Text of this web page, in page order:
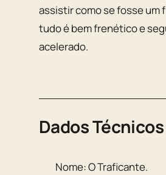
assistir como se fosse um
tudo é bem frenético e
acelerado.
Dados Técnicos
Nome:O Traficante.